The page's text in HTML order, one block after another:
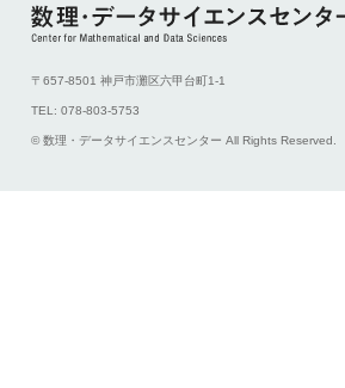
〒657-8501 神戸市灘区六甲台町1-1
TEL: 078-803-5753
© 数理・データサイエンスセンター All Rights Reserved.